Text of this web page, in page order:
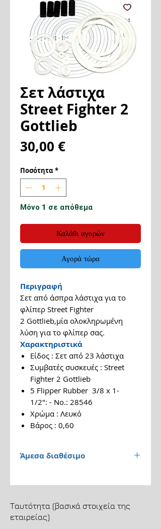
Σετ λάστιχα
Street Fighter 2
Gottlieb
30,00 €Τιμή
Ποσότητα *
Μόνο 1 σε απόθεμα
Καλάθι αγορών
Αγορά τώρα
Περιγραφή
Σετ από άσπρα λάστιχα για το
φλίπερ Street Fighter
2 Gottlieb,μία ολοκληρωμένη
λύση για το φλίπερ σας.
Χαρακτηριστικά
Είδος : Σετ από 23 λάστιχα
Συμβατές συσκευές : Street
Fighter 2 Gottlieb
5 Flipper Rubber 3/8 x 1-
1/2": - No.: 28546
Χρώμα : Λευκό
Βάρος : 0,60
Άμεσα διαθέσιμο
Παράδοση 1 έως 3 εργάσιμες
Αποστολή μέσω ACS
Courier. Μεταφορικά 4,5€.
Ταυτότητα (βασικά στοιχεία της
εταιρείας)